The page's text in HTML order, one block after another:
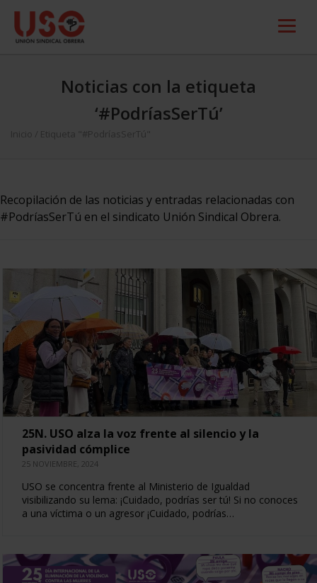
Noticias con la etiqueta
‘#PodríasSerTú’
Inicio Etiqueta "#PodríasSerTú"
Recopilación de las noticias y entradas relacionadas con
#PodríasSerTú en el sindicato Unión Sindical Obrera.
25N. USO alza la voz frente al silencio y la
pasividad cómplice
25 NOVIEMBRE, 2024
USO se concentra frente al Ministerio de Igualdad
visibilizando su lema: ¡Cuidado, podrías ser tú! Si no conoces
a una víctima o un agresor ¡Cuidado, podrías…